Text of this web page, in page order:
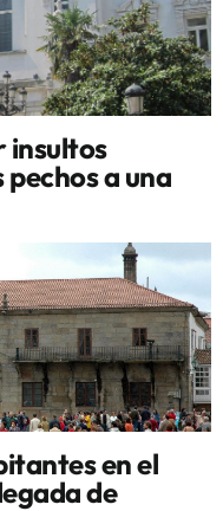
insultos
a una
en el
de